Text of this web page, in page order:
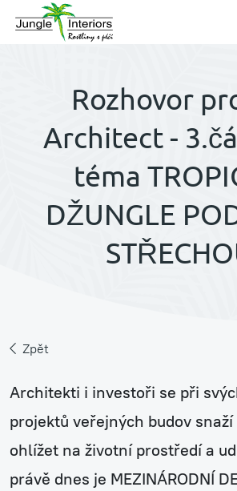
Rozhovor
Architect -
téma
DŽUNGLE
Zpět
Architekti i investoři se při
projektů veřejných budov snaží
ohlížet na životní prostředí a
právě dnes je MEZINÁRODNÍ